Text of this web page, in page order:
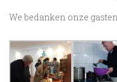
We bedanken onze